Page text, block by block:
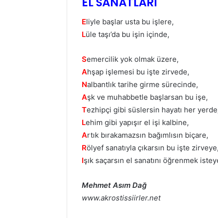
Eliyle başlar usta bu işlere,
Lüle taşı’da bu işin içinde,
Semercilik yok olmak üzere,
Ahşap işlemesi bu işte zirvede,
Nalbantlık tarihe girme sürecinde,
Aşk ve muhabbetle başlarsan bu işe,
Tezhipçi gibi süslersin hayatı her
Lehim gibi yapışır el işi kalbine,
Artık bırakamazsın bağımlısın biçare,
Rölyef sanatıyla çıkarsın bu işte zirveye,
Işık saçarsın el sanatını öğrenmek
Mehmet Asım Dağ
www.akrostissiirler.net